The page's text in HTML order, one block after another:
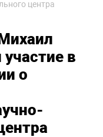
центра
в
о